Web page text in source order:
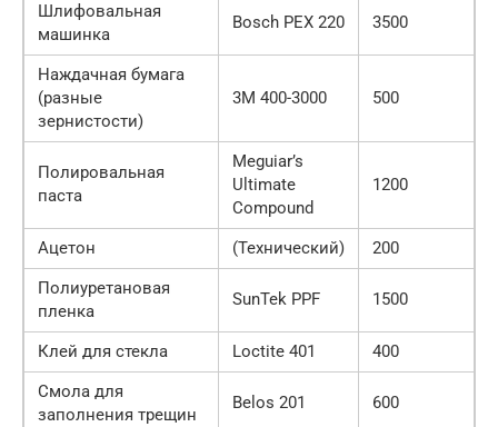
Шлифовальная
машинка
Bosch PEX 220 3500
Наждачная бумага
(разные
зернистости)
3M 400-3000 500
Полировальная
паста
Meguiar’s
Ultimate
Compound
1200
Ацетон (Технический)
200
Полиуретановая
пленка
SunTek PPF 1500
Клей для стекла Loctite 401
400
Смола для
заполнения трещин
Belos 201 600